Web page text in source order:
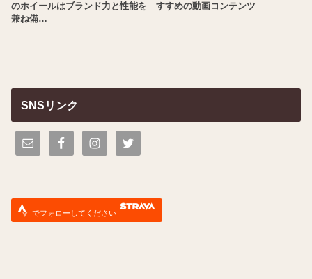
のホイールはブランド力と性能を
兼ね備…
すすめの動画コンテンツ
SNSリンク
でフォローしてください